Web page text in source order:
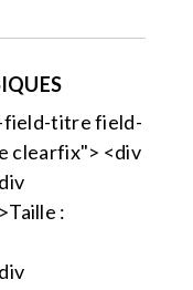
field-titre field-
clearfix"> <div
: